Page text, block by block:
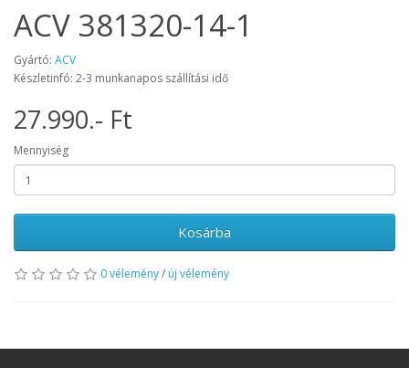
ACV 381320-14-1
Gyártó: ACV
Készletinfó: 2-3 munkanapos szállítási idő
27.990.- Ft
Mennyiség
Kosárba
0 vélemény/ új vélemény